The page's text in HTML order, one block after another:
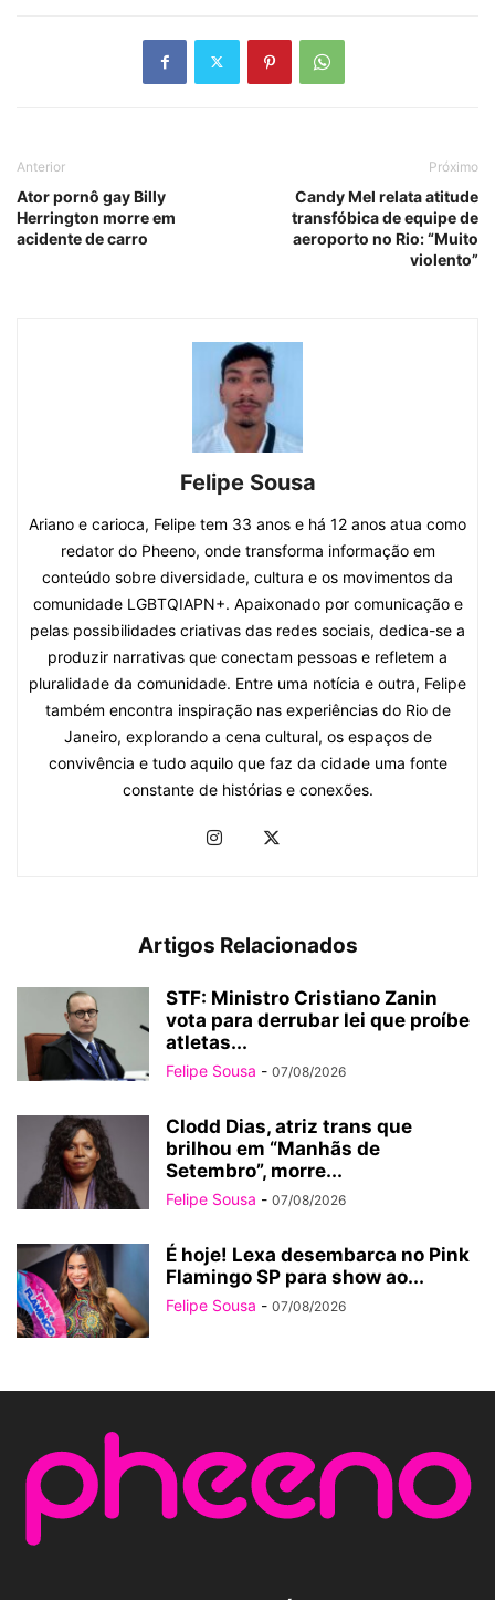
Anterior
Ator pornô gay Billy
Herrington morre em
acidente de carro
Próximo
Candy Mel relata atitude
transfóbica de equipe de
aeroporto no Rio: “Muito
violento”
Felipe Sousa
Ariano e carioca, Felipe tem 33 anos e há 12 anos atua como
redator do Pheeno, onde transforma informação em
conteúdo sobre diversidade, cultura e os movimentos da
comunidade LGBTQIAPN+. Apaixonado por comunicação e
pelas possibilidades criativas das redes sociais, dedica-se a
produzir narrativas que conectam pessoas e refletem a
pluralidade da comunidade. Entre uma notícia e outra, Felipe
também encontra inspiração nas experiências do Rio de
Janeiro, explorando a cena cultural, os espaços de
convivência e tudo aquilo que faz da cidade uma fonte
constante de histórias e conexões.
Artigos Relacionados
STF: Ministro Cristiano Zanin
vota para derrubar lei que proíbe
atletas...
Felipe Sousa - 07/08/2026
Clodd Dias, atriz trans que
brilhou em “Manhãs de
Setembro”, morre...
Felipe Sousa - 07/08/2026
É hoje! Lexa desembarca no Pink
Flamingo SP para show ao...
Felipe Sousa - 07/08/2026